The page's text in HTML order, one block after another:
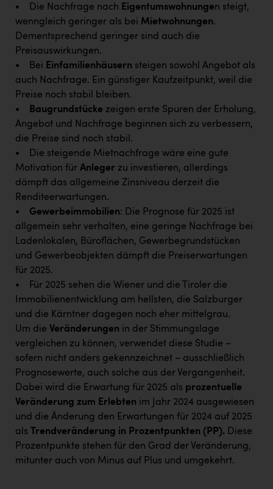
Resch&Frisch
RUBBLE MASTER
Ruderclub Wels
SCRI - Salzburg Cancer Research Institute
SCHMACHTL GmbH
Schwingshandl - automation technology gmbh
Seher + Partner
Smurfit Westrock Nettingsdorf
TCL
TGW Logistics
TRAILOMAT & Cycling Austria
VERITAS
Vier Diamanten
Vorlagenportal
Wir besiegen Krebs
Wirtschaftskammer OÖ
ZGONC
ZULuft - Zukunft Luft Austria
Österreichisches Hebammengremium
• Die Nachfrage nach Eigentumswohnungen steigt,
wenngleich geringer als bei Mietwohnungen.
Dementsprechend geringer sind auch die
Preisauswirkungen.
• Bei Einfamilienhäusern steigen sowohl Angebot als
auch Nachfrage. Ein günstiger Kaufzeitpunkt, weil die
Preise noch stabil bleiben.
•
Baugrundstücke zeigen erste Spuren der Erholung,
Angebot und Nachfrage beginnen sich zu verbessern,
die Preise sind noch stabil.
• Die steigende Mietnachfrage wäre eine gute
Motivation für Anleger zu investieren, allerdings
dämpft das allgemeine Zinsniveau derzeit die
Renditeerwartungen.
• Gewerbeimmobilien: Die Prognose für 2025 ist
allgemein sehr verhalten, eine geringe Nachfrage bei
Ladenlokalen, Büroflächen, Gewerbegrundstücken
und Gewerbeobjekten dämpft die Preiserwartungen
für 2025.
• Für 2025 sehen die Wiener und die Tiroler die
Immobilienentwicklung am hellsten, die Salzburger
und die Kärntner dagegen noch eher mittelgrau.
Um die Veränderungen in der Stimmungslage
vergleichen zu können, verwendet diese Studie –
sofern nicht anders gekennzeichnet – ausschließlich
Prognosewerte, auch solche aus der Vergangenheit.
Dabei wird die Erwartung für 2025 als prozentuelle
Veränderung zum Erlebten im Jahr 2024 ausgewiesen
und die Änderung den Erwartungen für 2024 auf 2025
als
Trendveränderung in Prozentpunkten (PP). Diese
Prozentpunkte stehen für den Grad der Veränderung,
mitunter auch von Minus auf Plus und umgekehrt.